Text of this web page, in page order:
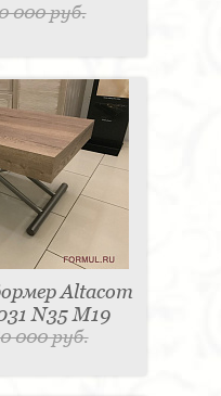
000 руб.
Altacom
N35 M19
000 руб.